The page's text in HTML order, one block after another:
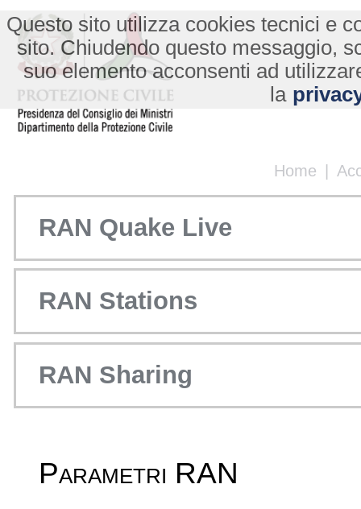
Home |
Questo sito utilizza cookies tecnici e
sito. Chiudendo questo messaggio,
suo elemento acconsenti ad
la
RAN Quake Live
RAN Stations
RAN Sharing
Parametri RAN